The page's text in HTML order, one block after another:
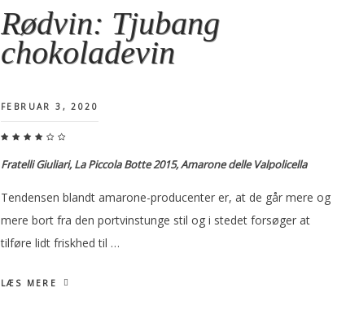
Rødvin: Tjubang
chokoladevin
FEBRUAR 3, 2020
Fratelli Giuliari, La Piccola Botte 2015, Amarone delle Valpolicella
Tendensen blandt amarone-producenter er, at de går mere og
mere bort fra den portvinstunge stil og i stedet forsøger at
tilføre lidt friskhed til …
LÆS MERE